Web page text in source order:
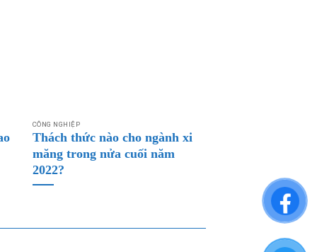
CÔNG NGHIỆP
Thách thức nào cho ngành xi
măng trong nửa cuối năm
2022?